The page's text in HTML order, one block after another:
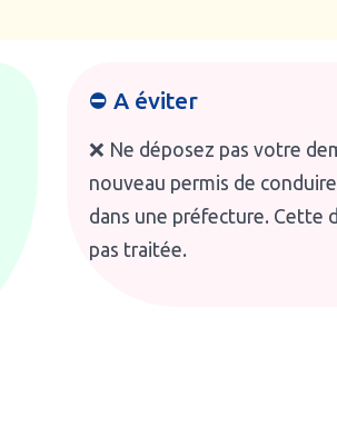
⛔ A éviter
❌ Ne déposez pas votre
nouveau permis de
dans une préfecture. Cette
pas traitée.